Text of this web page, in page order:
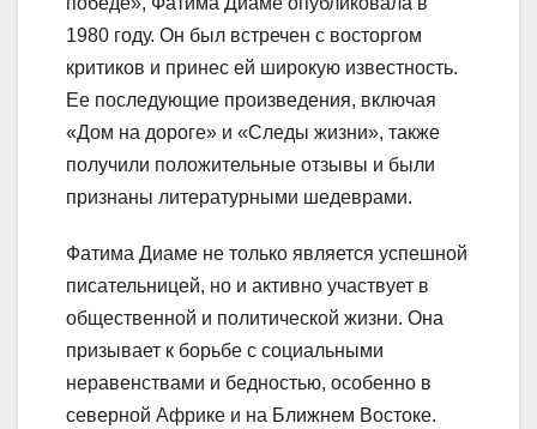
1980 году. Он был встречен с восторгом
критиков и принес ей широкую известность.
Ее последующие произведения, включая
«Дом на дороге» и «Следы жизни», также
получили положительные отзывы и были
признаны литературными шедеврами.
Фатима Диаме не только является успешной
писательницей, но и активно участвует в
общественной и политической жизни. Она
призывает к борьбе с социальными
неравенствами и бедностью, особенно в
северной Африке и на Ближнем Востоке.